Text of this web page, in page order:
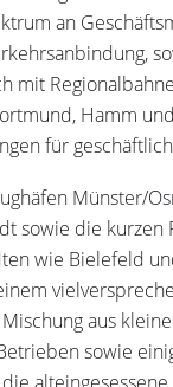
an
mit
Hamm
für
Münster/
sowie die kurzen
wie Bielefeld
aus
sowie